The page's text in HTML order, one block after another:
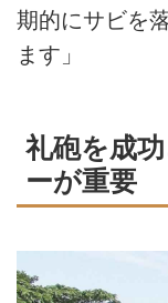
期的にサビを
ます」
礼砲を成
ーが重要